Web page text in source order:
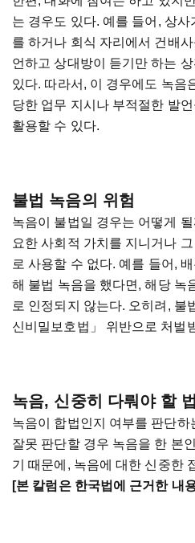
는 경우도 있다. 예를 들어, 상사
를 하거나 회식 자리에서 건배
언하고 상대방이 듣기만 하는
있다. 따라서, 이 경우에도 녹음
당한 업무 지시나 부적절한 발
활용할 수 있다.
불법 녹음의 위험
녹음이 불법일 경우는 어떻게
요한 사회적 가치를 지니거나
로 사용할 수 없다. 예를 들어,
해 불법 녹음을 했다면, 해당 녹
로 인정되지 않는다. 오히려, 불
신비밀보호법」 위반으로 처벌
녹음, 신중히 다뤄야 할
녹음이 합법인지 여부를 판단하
잘못 판단할 경우 녹음을 한 본
기 때문에, 녹음에 대한 신중한
[본 칼럼은 한국법에 근거한 내